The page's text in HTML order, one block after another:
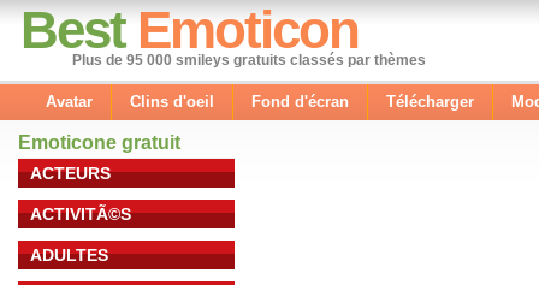
Best Emoticon
Plus de 95 000 smileys gratuits classés par thèmes
Avatar Clins d'oeil Fond d'écran Télécharger
Emoticone gratuit
ACTEURS
ACTIVITÃ©S
ADULTES